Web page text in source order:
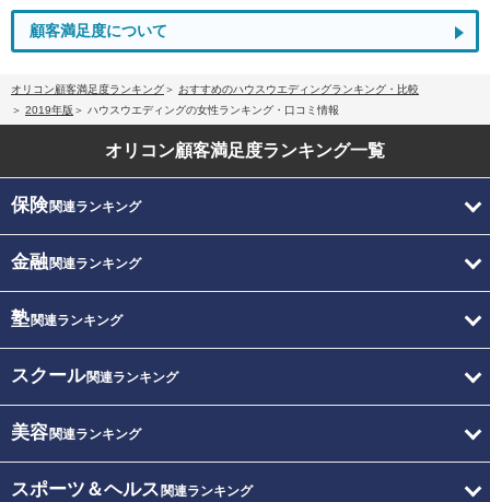
顧客満足度について
オリコン顧客満足度ランキング
おすすめのハウスウエディングランキング・比較
2019年版
ハウスウエディングの女性ランキング・口コミ情報
オリコン顧客満足度ランキング一覧
保険関連ランキング
金融関連ランキング
塾関連ランキング
スクール関連ランキング
美容関連ランキング
スポーツ＆ヘルス 関連ランキング